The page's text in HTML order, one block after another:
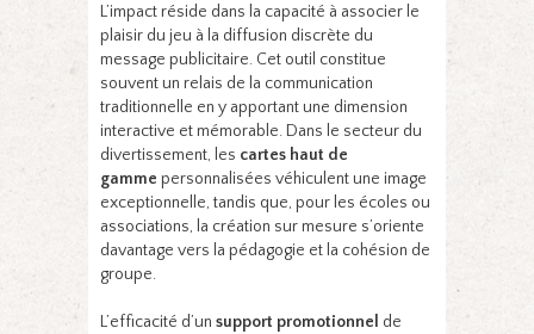
L’impact réside dans la capacité à associer le
plaisir du jeu à la diffusion discrète du
message publicitaire. Cet outil constitue
souvent un relais de la communication
traditionnelle en y apportant une dimension
interactive et mémorable. Dans le secteur du
divertissement, les cartes haut de
gamme personnalisées véhiculent une image
exceptionnelle, tandis que, pour les écoles ou
associations, la création sur mesure s’oriente
davantage vers la pédagogie et la cohésion de
groupe.
L’efficacité d’un support promotionnel de